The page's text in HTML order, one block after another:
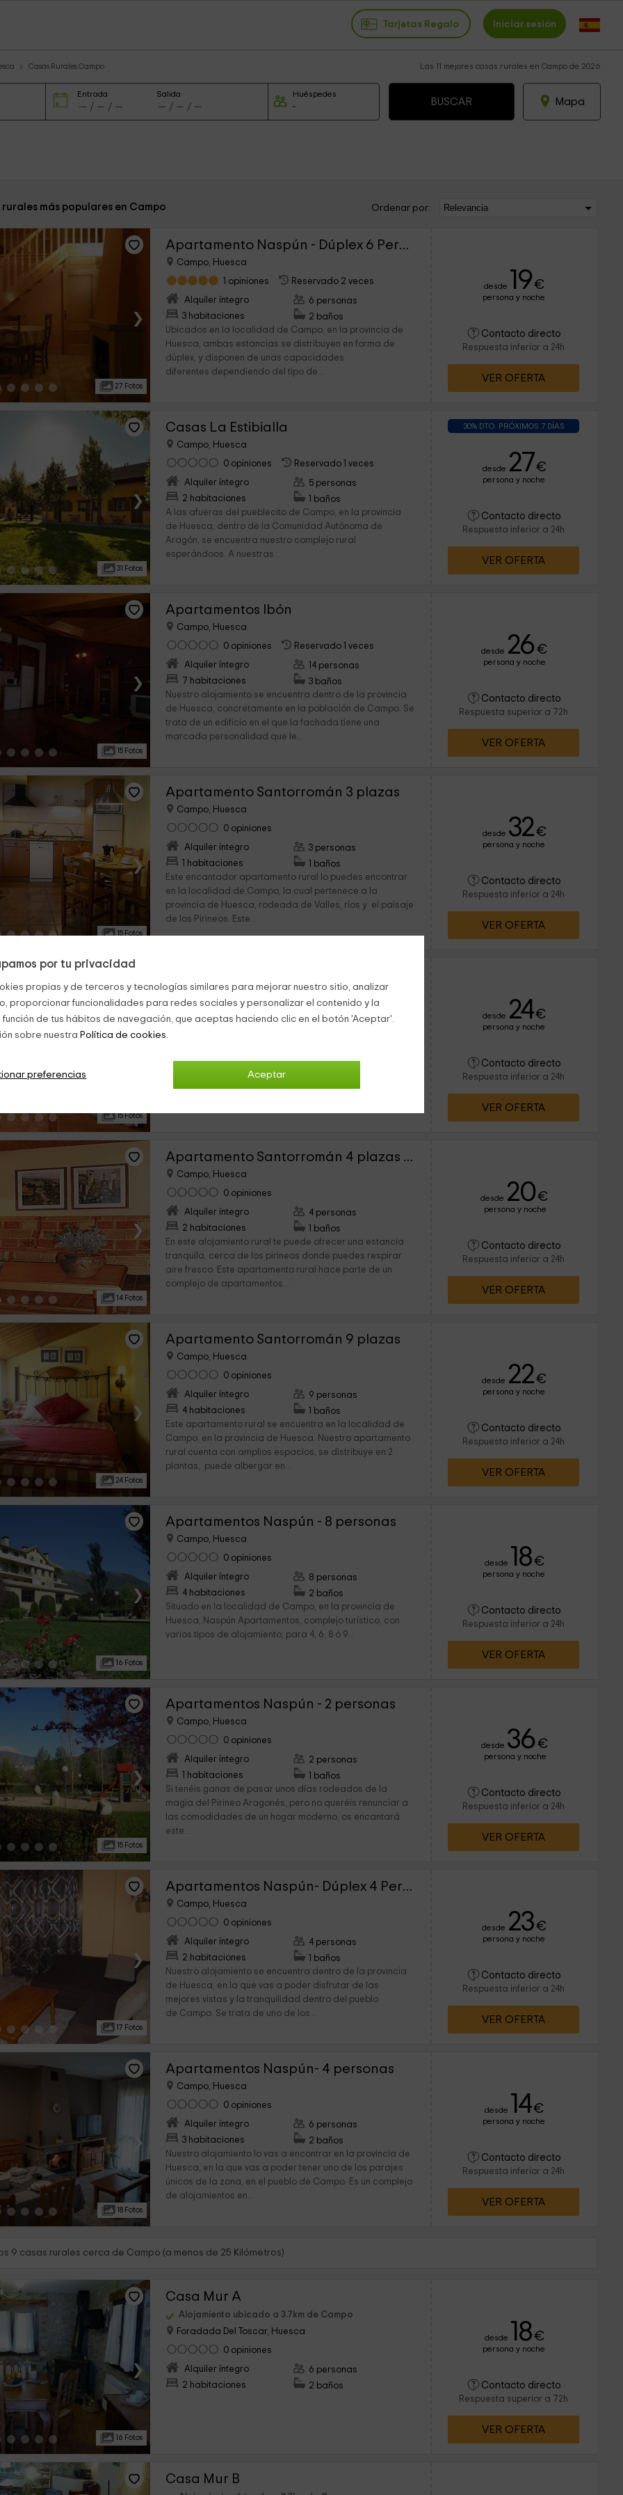
por tu privacidad
propias y de terceros y tecnologías similares para mejorar nuestro sitio, analizar
proporcionar funcionalidades para redes sociales y personalizar el contenido y la
de tus hábitos de navegación, que aceptas haciendo clic en el botón 'Aceptar'.
sobre nuestra Política de cookies.
Aceptar
preferencias
Tarjetas Regalo Iniciar sesión
Casas Rurales Campo Las 11 mejores casas rurales en Campo de 2026
Entrada Salida Huéspedes
Mapa
rurales más populares en Campo Ordenar por:
›
27 Fotos
Apartamento Naspún - Dúplex 6 Personas
Campo, Huesca
1 opiniones
Reservado 2 veces
Alquiler íntegro
3 habitaciones
6 personas
2 baños
Ubicados en la localidad de Campo, en la provincia de
Huesca, ambas estancias se distribuyen en forma de
dúplex, y disponen de unas capacidades
diferentes dependiendo del tipo de...
desde 19€
persona y noche
Contacto directo
Respuesta inferior a 24h
VER OFERTA
›
31 Fotos
Casas La Estibialla
Campo, Huesca
0 opiniones
Reservado 1 veces
Alquiler íntegro
2 habitaciones
5 personas
1 baños
A las afueras del pueblecito de Campo, en la provincia
de Huesca, dentro de la Comunidad Autónoma de
Aragón, se encuentra nuestro complejo rural
esperándoos. A nuestras...
30% DTO. PRÓXIMOS 7 DÍAS
desde 27€
persona y noche
Contacto directo
Respuesta inferior a 24h
VER OFERTA
›
15 Fotos
Apartamentos Ibón
Campo, Huesca
0 opiniones
Reservado 1 veces
Alquiler íntegro
7 habitaciones
14 personas
3 baños
Nuestro alojamiento se encuentra dentro de la provincia
de Huesca, concretamente en la población de Campo. Se
trata de un edificio en el que la fachada tiene una
marcada personalidad que le...
desde 26 €
persona y noche
Contacto directo
Respuesta superior a 72h
VER OFERTA
›
15 Fotos
Apartamento Santorromán 3 plazas
Campo, Huesca
0 opiniones
Alquiler íntegro
1 habitaciones
3 personas
1 baños
Este encantador apartamento rural lo puedes encontrar
en la localidad de Campo, la cual pertenece a la
provincia de Huesca, rodeada de Valles, ríos y el paisaje
de los Pirineos. Este...
desde 32€
persona y noche
Contacto directo
Respuesta inferior a 24h
VER OFERTA
›
15 Fotos
Campo, Huesca
0 opiniones
Nuestro apartamento te puede ofrecer las mejores
condiciones para que puedas pasar los mejores días de
descanso cerca de la montaña. Nuestro acogedor
desde 24€
persona y noche
Contacto directo
Respuesta inferior a 24h
VER OFERTA
›
14 Fotos
Apartamento Santorromán 4 plazas abuhardillado
Campo, Huesca
0 opiniones
Alquiler íntegro
2 habitaciones
4 personas
1 baños
En este alojamiento rural te puede ofrecer una estancia
tranquila, cerca de los pirineos donde puedes respirar
aire fresco. Este apartamento rural hace parte de un
complejo de apartamentos...
desde 20€
persona y noche
Contacto directo
Respuesta inferior a 24h
VER OFERTA
›
24 Fotos
Apartamento Santorromán 9 plazas
Campo, Huesca
0 opiniones
Alquiler íntegro
4 habitaciones
9 personas
1 baños
Este apartamento rural se encuentra en la localidad de
Campo, en la provincia de Huesca. Nuestro apartamento
rural cuenta con amplios espacios, se distribuye en 2
plantas, puede albergar en...
desde 22€
persona y noche
Contacto directo
Respuesta inferior a 24h
VER OFERTA
›
16 Fotos
Apartamentos Naspún - 8 personas
Campo, Huesca
0 opiniones
Alquiler íntegro
4 habitaciones
8 personas
2 baños
Situado en la localidad de Campo, en la provincia de
Huesca, Naspún Apartamentos, complejo turístico, con
varios tipos de alojamiento; para 4, 6, 8 ó 9...
desde 18€
persona y noche
Contacto directo
Respuesta inferior a 24h
VER OFERTA
›
15 Fotos
Apartamentos Naspún - 2 personas
Campo, Huesca
0 opiniones
Alquiler íntegro
1 habitaciones
2 personas
1 baños
Si tenéis ganas de pasar unos días rodeados de la
magia del Pirineo Aragonés, pero no queréis renunciar a
las comodidades de un hogar moderno, os encantará
este...
desde 36 €
persona y noche
Contacto directo
Respuesta inferior a 24h
VER OFERTA
›
17 Fotos
Apartamentos Naspún- Dúplex 4 Personas
Campo, Huesca
0 opiniones
Alquiler íntegro
2 habitaciones
4 personas
1 baños
Nuestro alojamiento se encuentra dentro de la provincia
de Huesca, en la que vas a poder disfrutar de las
mejores vistas y la tranquilidad dentro del pueblo
de Campo. Se trata de uno de los...
desde 23€
persona y noche
Contacto directo
Respuesta inferior a 24h
VER OFERTA
›
18 Fotos
Apartamentos Naspún- 4 personas
Campo, Huesca
0 opiniones
Alquiler íntegro
3 habitaciones
6 personas
2 baños
Nuestro alojamiento lo vas a encontrar en la provincia de
Huesca, en la que vas a poder tener uno de los parajes
únicos de la zona, en el pueblo de Campo. Es un complejo
de alojamientos en...
desde 14€
persona y noche
Contacto directo
Respuesta inferior a 24h
VER OFERTA
9 casas rurales cerca de Campo (a menos de 25 Kilómetros)
›
16 Fotos
Casa Mur A
Alojamiento ubicado a 3.7km de Campo
Foradada Del Toscar, Huesca
0 opiniones
Alquiler íntegro
2 habitaciones
6 personas
2 baños
desde 18€
persona y noche
Contacto directo
Respuesta superior a 72h
VER OFERTA
Casa Mur B